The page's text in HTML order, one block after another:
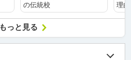
の伝統校
理
もっと見る